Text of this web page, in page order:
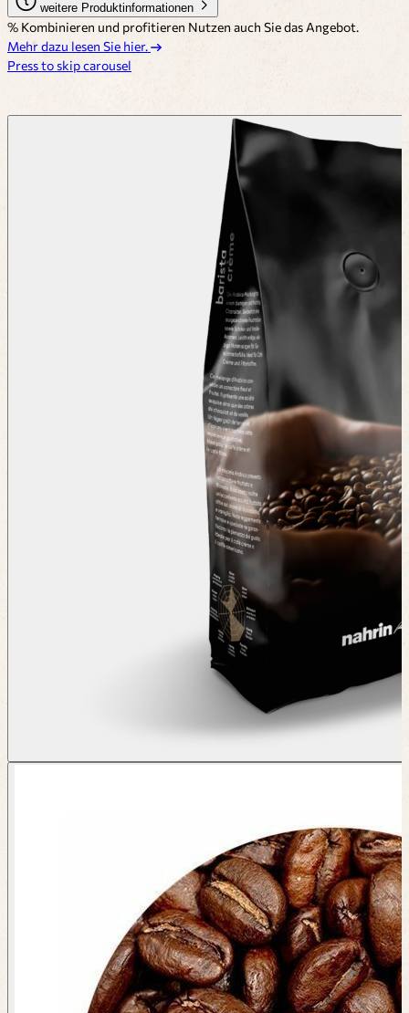
weitere Produktinformationen
% Kombinieren und profitieren Nutzen auch Sie das Angebot.
Mehr dazu lesen Sie hier.
Press to skip carousel